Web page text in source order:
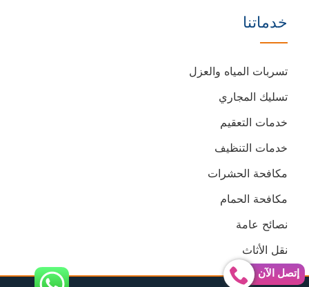
خدماتنا
تسربات المياه والعزل
تسليك المجاري
خدمات التعقيم
خدمات التنظيف
مكافحة الحشرات
مكافحة الحمام
نصائح عامة
نقل الأثاث
إتصل الآن